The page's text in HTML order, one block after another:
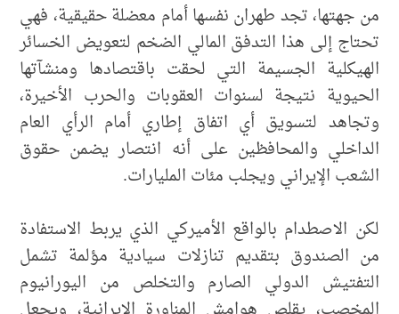
من جهتها، تجد طهران نفسها أمام معضلة حقيقية، فهي
تحتاج إلى هذا التدفق المالي الضخم لتعويض الخسائر
الهيكلية الجسيمة التي لحقت باقتصادها ومنشآتها
الحيوية نتيجة لسنوات العقوبات والحرب الأخيرة،
وتجاهد لتسويق أي اتفاق إطاري أمام الرأي العام
الداخلي والمحافظين على أنه انتصار يضمن حقوق
الشعب الإيراني ويجلب مئات المليارات.
لكن الاصطدام بالواقع الأميركي الذي يربط الاستفادة
من الصندوق بتقديم تنازلات سيادية مؤلمة تشمل
التفتيش الدولي الصارم والتخلص من اليورانيوم